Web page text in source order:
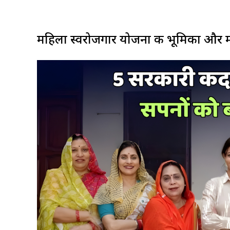
महिला स्वरोजगार योजना की भूमिका और